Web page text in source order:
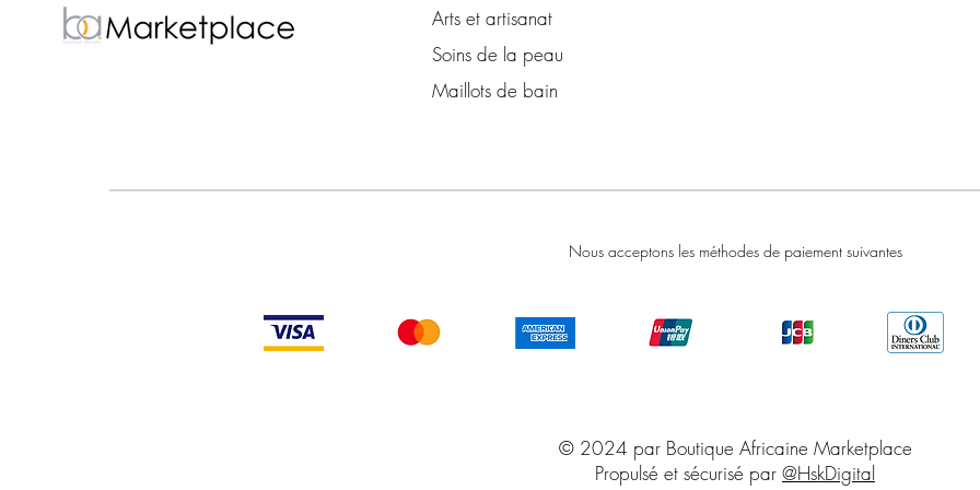
Arts et artisanat
Soins de la peau
Maillots de bain
Nous acceptons les méthodes de paiement suivantes
© 2024 par Boutique Africaine Marketplace
Propulsé et sécurisé par @HskDigital